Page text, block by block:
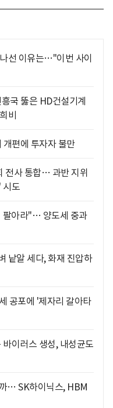
선 이유는…"이번 사이
국 뚫은 HD건설기계
비
편에 투자자 불만
전사 통합… 과반 지위
시도
팔아라"… 양도세 중과
낱알 세다, 화재 진압하
공포에 '제자리 갈아타
이러스 생성, 내성균도
… SK하이닉스, HBM